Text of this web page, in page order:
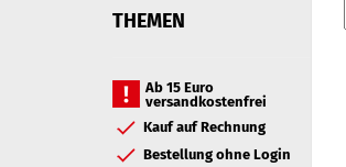
Elemente
THEMEN
Ab 15 Euro
versandkostenfrei
Kauf auf Rechnung
Bestellung ohne Login